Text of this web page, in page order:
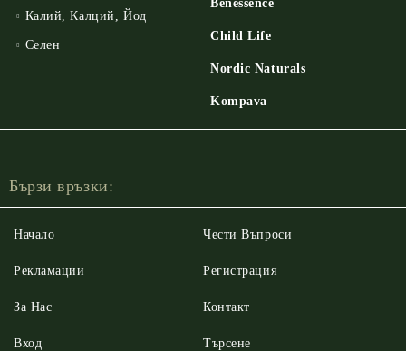
Калий, Калций, Йод
Селен
Benessence
Child Life
Nordic Naturals
Kompava
Бързи връзки:
Начало
Рекламации
За Нас
Вход
Чести Въпроси
Регистрация
Контакт
Търсене